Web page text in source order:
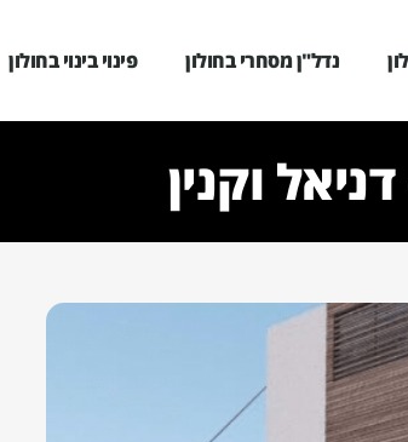
נדל"ן מסחרי בחולון פינוי בינוי בחולון
וקנין